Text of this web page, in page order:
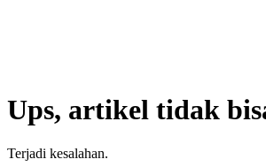
Ups, artikel tidak
Terjadi kesalahan.